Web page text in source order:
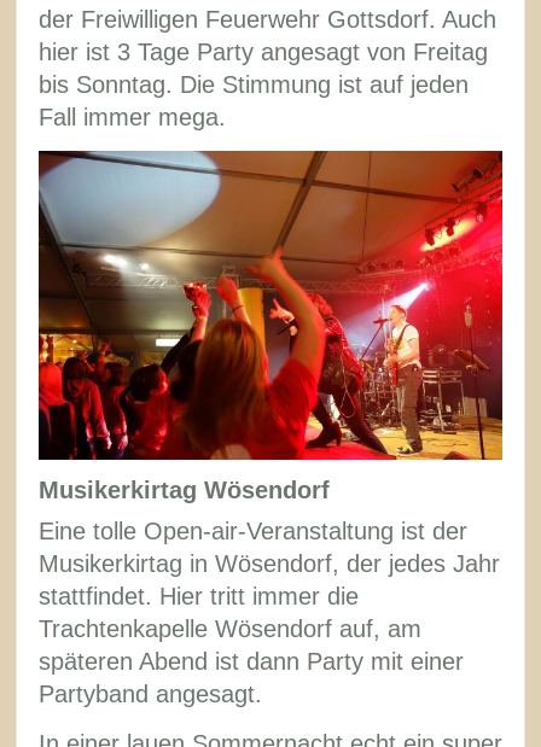
der Freiwilligen Feuerwehr Gottsdorf. Auch
hier ist 3 Tage Party angesagt von Freitag
bis Sonntag. Die Stimmung ist auf jeden
Fall immer mega.
Musikerkirtag Wösendorf
Eine tolle Open-air-Veranstaltung ist der
Musikerkirtag in Wösendorf, der jedes Jahr
stattfindet. Hier tritt immer die
Trachtenkapelle Wösendorf auf, am
späteren Abend ist dann Party mit einer
Partyband angesagt.